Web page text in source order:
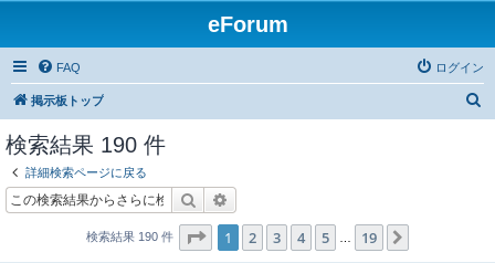
eForum
FAQ ログイン
掲示板トップ
検索結果 190 件
詳細検索ページに戻る
検索
検索結果 190 件 ページ1 ／
1 2 3 4 5 19